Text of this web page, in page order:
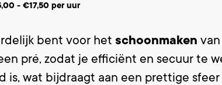
- €17,50 per uur
bent voor het schoonmaken
pré, zodat je efficiënt en secuur te
wat bijdraagt aan een prettige